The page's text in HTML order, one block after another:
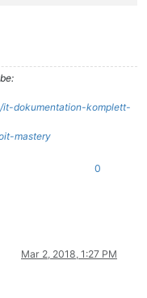
dokumentation-komplett-
mastery
0
Mar 2, 2018, 1:27 PM